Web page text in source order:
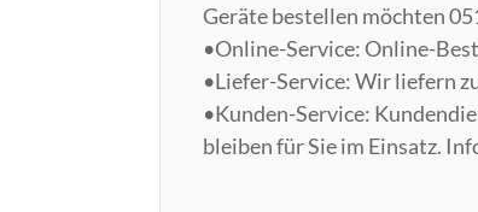
Geräte bestellen möchten
•Online-Service: Online-
•Liefer-Service: Wir liefern
•Kunden-Service:
bleiben für Sie im Einsatz.